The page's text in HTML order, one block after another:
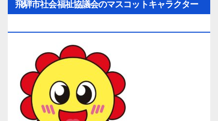
飛騨市社会福祉協議会のマスコットキャラクター